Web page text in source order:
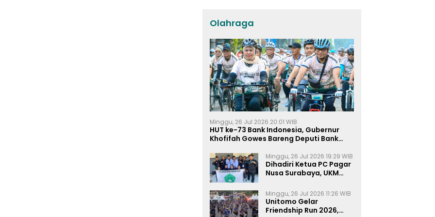
Olahraga
Minggu, 26 Jul 2026 20:01 WIB
HUT ke-73 Bank Indonesia, Gubernur
Khofifah Gowes Bareng Deputi Bank
Minggu, 26 Jul 2026 19:29 WIB
Dihadiri Ketua PC Pagar
Nusa Surabaya, UKM
Sahkan Anggota Baru
Minggu, 26 Jul 2026 11:26 WIB
Unitomo Gelar
Friendship Run 2026,